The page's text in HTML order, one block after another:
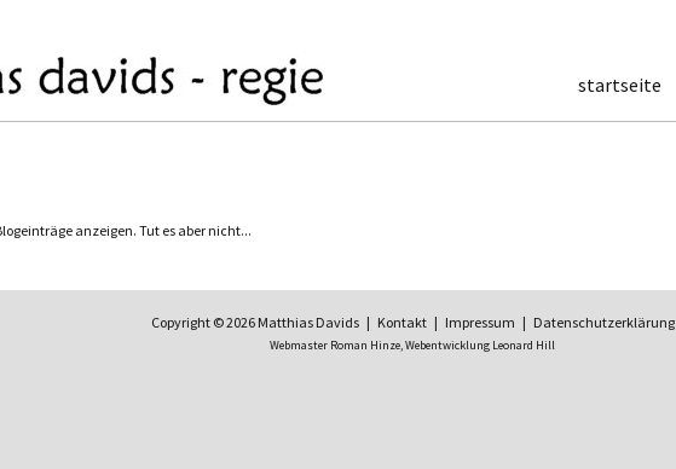
startseite
anzeigen. Tut es aber nicht...
Copyright © 2026 Matthias Davids | Kontakt| Impressum | Datenschutzerklärung
Webmaster Roman Hinze,Webentwicklung Leonard Hill